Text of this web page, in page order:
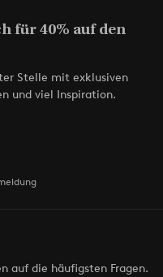
für 40% auf den
Stelle mit exklusiven
und viel Inspiration.
auf die häufigsten Fragen.